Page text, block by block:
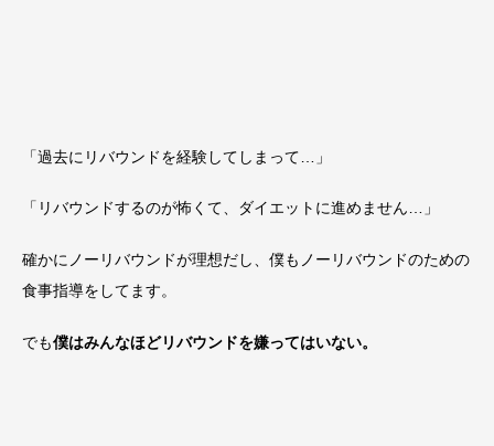
「過去にリバウンドを経験してしまって…」
「リバウンドするのが怖くて、ダイエットに進めません…」
確かにノーリバウンドが理想だし、僕もノーリバウンドのための
食事指導をしてます。
でも僕はみんなほどリバウンドを嫌ってはいない。